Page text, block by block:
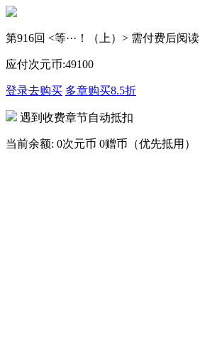
第916回 <等···！（上）> 需付费后阅读
应付次元币:49100
登录去购买 多章购买8.5折
遇到收费章节自动抵扣
当前余额: 0次元币 0赠币（优先抵用）